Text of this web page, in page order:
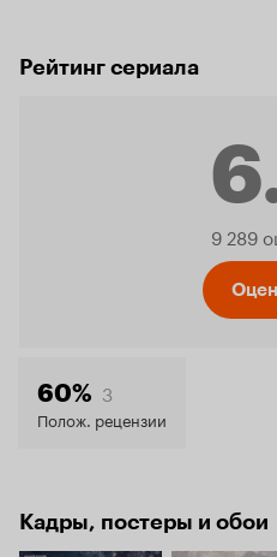
Рейтинг сериала
9 289
60% 3
Полож. рецензии
Кадры, постеры и обои